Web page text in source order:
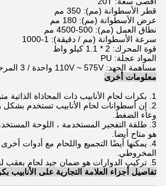
قطر الأسطوانة (مم): 350 مم
عرض الأسطوانة (مم): 180 مم
نطاق العمل (مم): 500-4500 مم
سرعة الأسطوانة (مم / دقيقة): 1-1000
قوة المحرك: 2 * 1.1 كيلو واط
المواد عجلة: PU
مساهمة الجهد: 110V ~ 575V واحدة / 3 المرحلة 50 / 60HZ
معلومات أخرى
1. بكرات لحام الأنابيب ذات المحاذاة الذاتية متوفرة أيضا.
2. إن أسطوانات لحام الأنابيب تستخدم
وعاء الضغط.
3. طلقة التفجير المستخدمة ، اللوحة
هو متاح أيضا.
4. يمكنها أيضًا التجميع واللحام مع أدوات
المخروطي.
5. تركيب الدوارات هو ضمان جيد لحام بعقب لحام السيارات. متاح.
تفاصيل أجزاء العلامة التجارية على الأنابيب